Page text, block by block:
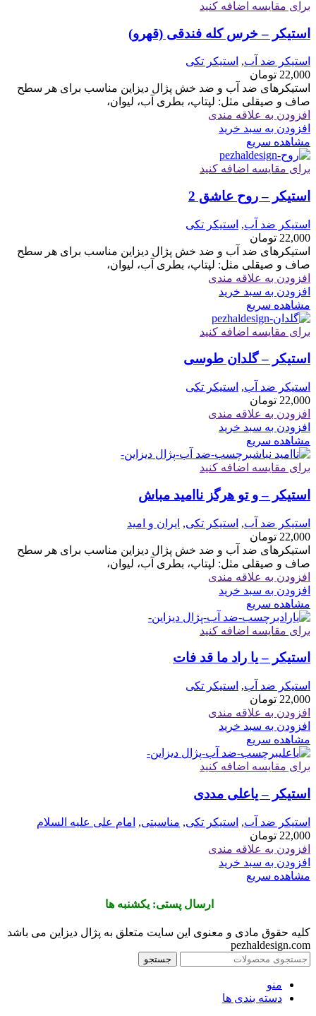
برای مقایسه اضافه کنید
استیکر – خرس کله فندقی (قهرو)
استیکر ضد آب, استیکر تکی
22,000 تومان
استیکرهای ضد آب و ضد خش پژال دیزاین مناسب برای هر سطح
صاف و صیقلی مثل: لپتاپ، بطری آب، لیوان،
افزودن به علاقه مندی
افزودن به سبد خرید
مشاهده سریع
برای مقایسه اضافه کنید
استیکر – روح عاشق 2
استیکر ضد آب, استیکر تکی
22,000 تومان
استیکرهای ضد آب و ضد خش پژال دیزاین مناسب برای هر سطح
صاف و صیقلی مثل: لپتاپ، بطری آب، لیوان،
افزودن به علاقه مندی
افزودن به سبد خرید
مشاهده سریع
برای مقایسه اضافه کنید
استیکر – گلدان طوسی
استیکر ضد آب, استیکر تکی
22,000 تومان
افزودن به علاقه مندی
افزودن به سبد خرید
مشاهده سریع
برای مقایسه اضافه کنید
استیکر – و تو هرگز ناامید مباش
استیکر ضد آب, استیکر تکی, ایران و امید
22,000 تومان
استیکرهای ضد آب و ضد خش پژال دیزاین مناسب برای هر سطح
صاف و صیقلی مثل: لپتاپ، بطری آب، لیوان،
افزودن به علاقه مندی
افزودن به سبد خرید
مشاهده سریع
برای مقایسه اضافه کنید
استیکر – یا راد ما قد فات
استیکر ضد آب, استیکر تکی
22,000 تومان
افزودن به علاقه مندی
افزودن به سبد خرید
مشاهده سریع
برای مقایسه اضافه کنید
استیکر – یاعلی مددی
استیکر ضد آب, استیکر تکی, مناسبتی, امام علی علیه السلام
22,000 تومان
افزودن به علاقه مندی
افزودن به سبد خرید
مشاهده سریع
ارسال پستی: یکشنبه ها
کلیه حقوق مادی و معنوی این سایت متعلق به پژال دیزاین می باشد
pezhaldesign.com
جستجو
منو
دسته بندی ها